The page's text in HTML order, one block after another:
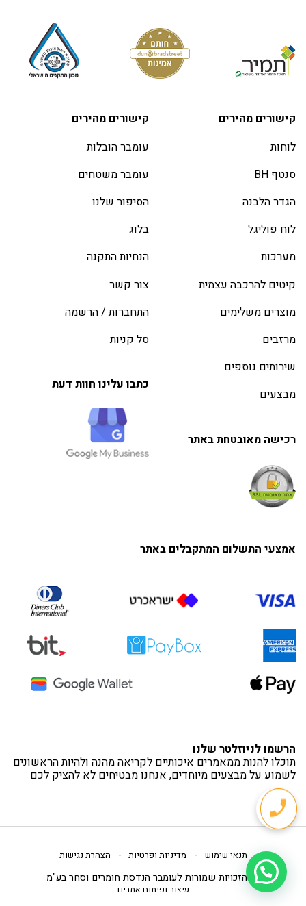
קישורים מהירים
לוחות
סנטף BH
הגדר הלבנה
לוח פוליגל
מערכות
קיטים להרכבה עצמית
מוצרים משלימים
מרזבים
שירותים נוספים
מבצעים
רכישה מאובטחת באתר
קישורים מהירים
עומבר הובלות
עומבר משטחים
הסיפור שלנו
בלוג
הנחיות התקנה
צור קשר
התחברות / הרשמה
סל קניות
כתבו עלינו חוות דעת
אמצעי התשלום המתקבלים באתר
הרשמו לניוזלטר שלנו
תוכלו להנות ממאמרים איכותיים לקריאה מהנה ולהיות הראשונים
לשמוע על מבצעים מיוחדים, אנחנו מבטיחים לא להציק לכם
תנאי שימוש - מדיניות ופרטיות - הצהרת נגישות
כל הזכויות שמורות לעומבר הנדסת חומרים וסחר בע"מ
עיצוב ופיתוח אתרים